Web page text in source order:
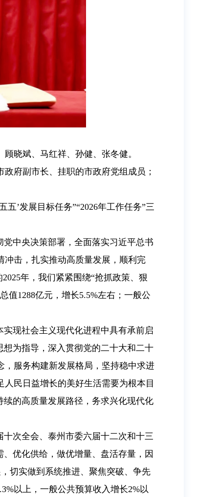
晓斌、马红祥、孙健、张冬健。
府副市长、挂职的市政府党组成员；
五’发展目标任务”“2026年工作任务”三
中央决策部署，全面落实习近平总书
击，扎实推动高质量发展，顺利完
年，我们紧紧围绕“抢抓政策、狠
值1288亿元，增长5.5%左右；一般公
现社会主义现代化进程中具有承前启
为指导，深入贯彻党的二十大和二十
服务构建新发展格局，坚持稳中求进
民日益增长的美好生活需要为根本目
的高质量发展路径，务求兴化现代化
次全会、泰州市委六届十二次和十三
优化供给，做优增量、盘活存量，因
切实做到系统推进、聚焦突破、争先
以上，一般公共预算收入增长2%以